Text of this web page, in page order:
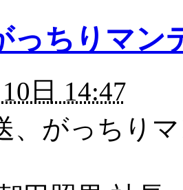
っちりマン
日 14:47
、がっちり